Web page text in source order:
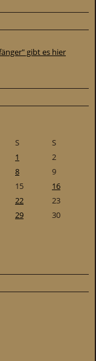
gibt es hier
S
S
1
2
8
9
15
16
22
23
29
30